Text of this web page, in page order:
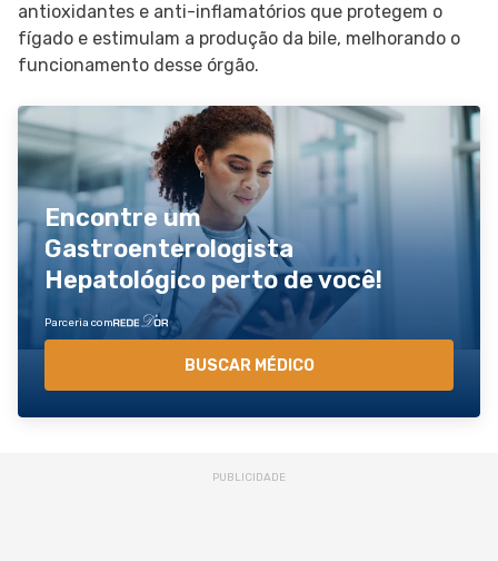
antioxidantes e anti-inflamatórios que protegem o
fígado e estimulam a produção da bile, melhorando o
funcionamento desse órgão.
Encontre um
Gastroenterologista
Hepatológico perto de você!
Parceria com
BUSCAR MÉDICO